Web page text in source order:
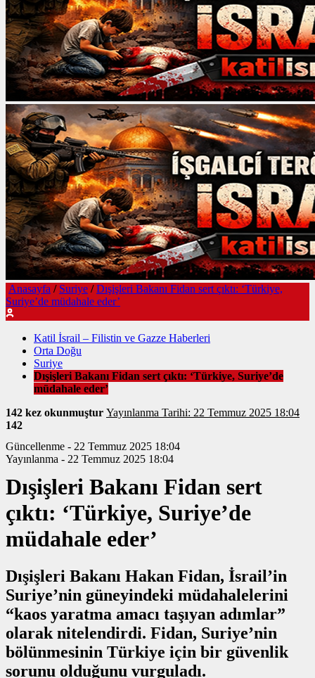
Anasayfa / Suriye / Dışişleri Bakanı Fidan sert çıktı: ‘Türkiye,
Suriye’de müdahale eder’
Katil İsrail – Filistin ve Gazze Haberleri
Orta Doğu
Suriye
Dışişleri Bakanı Fidan sert çıktı: ‘Türkiye, Suriye’de
müdahale eder’
142 kez okunmuştur
Yayınlanma Tarihi: 22 Temmuz 2025 18:04
142
Güncellenme - 22 Temmuz 2025 18:04
Yayınlanma - 22 Temmuz 2025 18:04
Dışişleri Bakanı Fidan sert
çıktı: ‘Türkiye, Suriye’de
müdahale eder’
Dışişleri Bakanı Hakan Fidan, İsrail’in
Suriye’nin güneyindeki müdahalelerini
“kaos yaratma amacı taşıyan adımlar”
olarak nitelendirdi. Fidan, Suriye’nin
bölünmesinin Türkiye için bir güvenlik
sorunu olduğunu vurguladı.